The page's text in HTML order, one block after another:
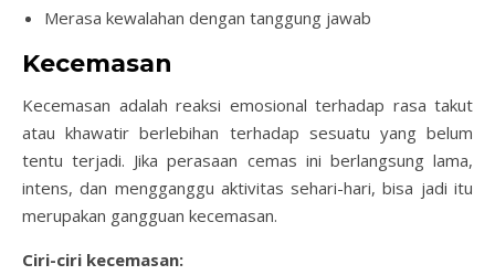
Merasa kewalahan dengan tanggung jawab
Kecemasan
Kecemasan adalah reaksi emosional terhadap rasa takut
atau khawatir berlebihan terhadap sesuatu yang belum
tentu terjadi. Jika perasaan cemas ini berlangsung lama,
intens, dan mengganggu aktivitas sehari-hari, bisa jadi itu
merupakan gangguan kecemasan.
Ciri-ciri kecemasan: